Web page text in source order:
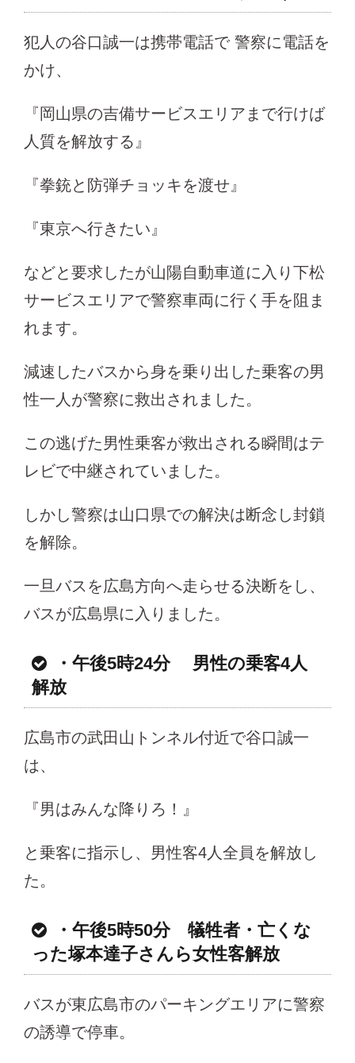
犯人の谷口誠一は携帯電話で 警察に電話を
かけ、
『岡山県の吉備サービスエリアまで行けば
人質を解放する』
『拳銃と防弾チョッキを渡せ』
『東京へ行きたい』
などと要求したが山陽自動車道に入り下松
サービスエリアで警察車両に行く手を阻ま
れます。
減速したバスから身を乗り出した乗客の男
性一人が警察に救出されました。
この逃げた男性乗客が救出される瞬間はテ
レビで中継されていました。
しかし警察は山口県での解決は断念し封鎖
を解除。
一旦バスを広島方向へ走らせる決断をし、
バスが広島県に入りました。
・午後5時24分 男性の乗客4人
解放
広島市の武田山トンネル付近で谷口誠一
は、
『男はみんな降りろ！』
と乗客に指示し、男性客4人全員を解放し
た。
・午後5時50分 犠牲者・亡くな
った塚本達子さんら女性客解放
バスが東広島市のパーキングエリアに警察
の誘導で停車。